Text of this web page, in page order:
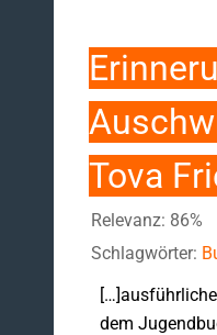
Tova
Relevanz: 86%
Schlagwörter:
dem